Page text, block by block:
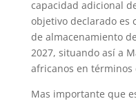
capacidad adicional
objetivo declarado es
de almacenamiento
2027, situando así a
africanos en
Mas importante que